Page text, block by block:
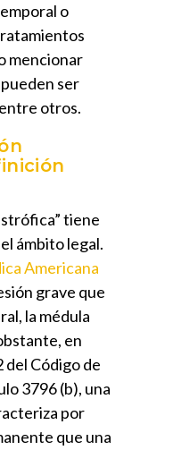
o
mencionar
ser
otros.
tiene
ámbito legal.
Americana
grave que
la médula
en
del Código de
3796 (b), una
por
que una